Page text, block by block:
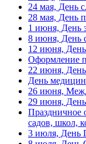
24 мая, День
28 мая, День
1 июня, День
8 июня, День
12 июня,
Оформление
22 июня,
День
26 июня,
29 июня,
Праздничное
садов, школ,
3 июля,